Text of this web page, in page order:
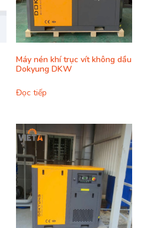
Máy nén khí trục vít không dầu
Dokyung DKW
Đọc tiếp